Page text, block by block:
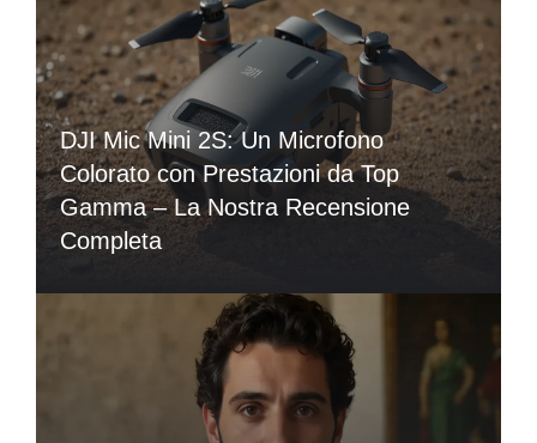
DJI Mic Mini 2S: Un Microfono
Colorato con Prestazioni da Top
Gamma – La Nostra Recensione
Completa